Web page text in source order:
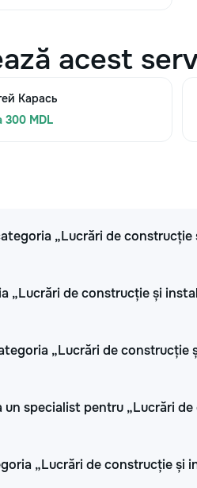
acest
Карась
300 MDL
„Lucrări de construcție
„Lucrări de construcție și
„Lucrări de construcție
specialist pentru „Lucrări
„Lucrări de construcție și